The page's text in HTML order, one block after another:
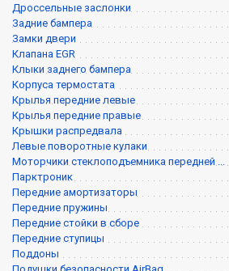
Дроссельные заслонки
Задние бампера
Замки двери
Клапана EGR
Клыки заднего бампера
Корпуса термостата
Крылья передние левые
Крылья передние правые
Крышки распредвала
Левые поворотные кулаки
Моторчики стеклоподъемника передней ...
Парктроник
Передние амортизаторы
Передние пружины
Передние стойки в сборе
Передние ступицы
Поддоны